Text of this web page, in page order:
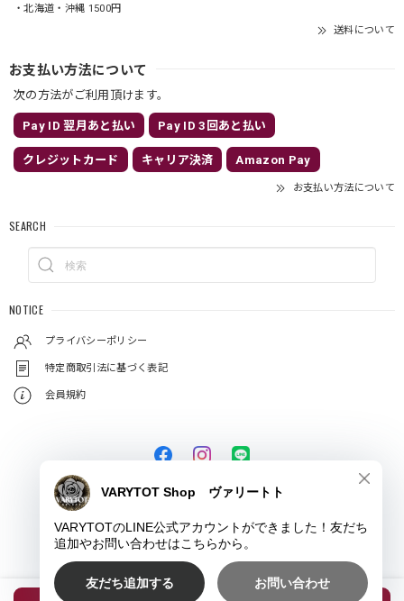
・北海道・沖縄 1500円
送料について
お支払い方法について
次の方法がご利用頂けます。
Pay ID 翌月あと払い Pay ID 3回あと払い
クレジットカード キャリア決済 Amazon Pay
お支払い方法について
SEARCH
NOTICE
プライバシーポリシー
特定商取引法に基づく表記
会員規約